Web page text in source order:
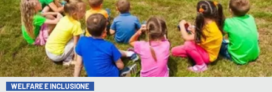
WELFARE E INCLUSIONE